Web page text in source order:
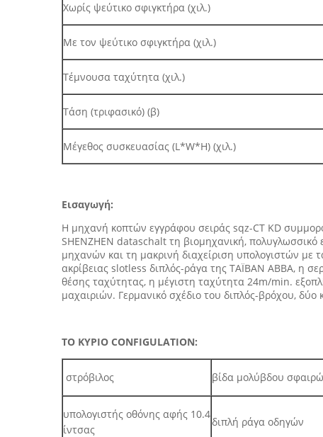
Χωρίς ψεύτικο σφιγκτήρα (χιλ.)
Με τον ψεύτικο σφιγκτήρα (χιλ.)
Τέμνουσα ταχύτητα (χιλ.)
Τάση (τριφασικό) (β)
Μέγεθος συσκευασίας (L*W*H) (χιλ.)
Εισαγωγή:
Η μηχανή κοπτών εγγράφου σειράς sqz-CT KD
SHENZHEN dataschalt τη βιομηχανική, πολυγλωσσικό
μηχανών και τη μακρινή διαχείριση υπολογιστών με
ακρίβειας slotless διπλός-ράγα της ΤΑΪΒΑΝ ABBA, η
θέσης ταχύτητας, η μέγιστη ταχύτητα 24m/min.
μαχαιριών. Γερμανικό σχέδιο του διπλός-βρόχου,
ΤΟ ΚΥΡΙΟ CONFIGULATION:
στρόβιλος βίδα μολύβδου
υπολογιστής οθόνης αφής 10.4
ίντσας
διπλή ράγα οδηγών